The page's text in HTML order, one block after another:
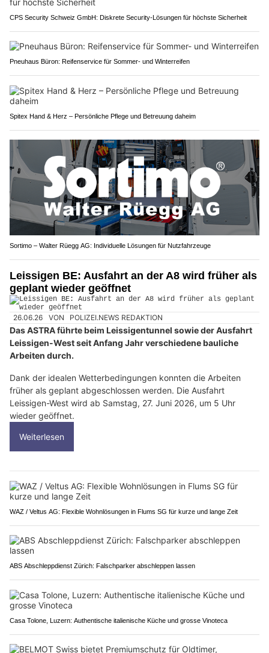
CPS Security Schweiz GmbH: Diskrete Security-Lösungen für höchste Sicherheit
Pneuhaus Büron: Reifenservice für Sommer- und Winterreifen
Spitex Hand & Herz – Persönliche Pflege und Betreuung daheim
Sortimo – Walter Rüegg AG: Individuelle Lösungen für Nutzfahrzeuge
Leissigen BE: Ausfahrt an der A8 wird früher als
geplant wieder geöffnet
26.06.26 VON POLIZEI.NEWS REDAKTION
Das ASTRA führte beim Leissigentunnel sowie der Ausfahrt
Leissigen-West seit Anfang Jahr verschiedene bauliche
Arbeiten durch.
Dank der idealen Wetterbedingungen konnten die Arbeiten
früher als geplant abgeschlossen werden. Die Ausfahrt
Leissigen-West wird ab Samstag, 27. Juni 2026, um 5 Uhr
wieder geöffnet.
Weiterlesen
WAZ / Veltus AG: Flexible Wohnlösungen in Flums SG für kurze und lange Zeit
ABS Abschleppdienst Zürich: Falschparker abschleppen lassen
Casa Tolone, Luzern: Authentische italienische Küche und grosse Vinoteca